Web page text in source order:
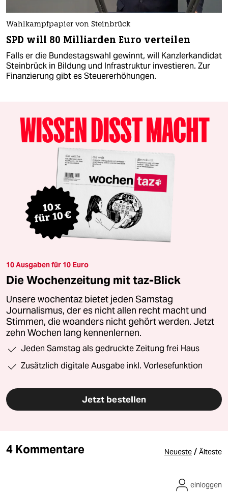
Wahlkampfpapier von Steinbrück
SPD will 80 Milliarden Euro verteilen
Falls er die Bundestagswahl gewinnt, will Kanzlerkandidat
Steinbrück in Bildung und Infrastruktur investieren. Zur
Finanzierung gibt es Steuererhöhungen.
10 Ausgaben für 10 Euro
Die Wochenzeitung mit taz-Blick
Unsere wochentaz bietet jeden Samstag
Journalismus, der es nicht allen recht macht und
Stimmen, die woanders nicht gehört werden. Jetzt
zehn Wochen lang kennenlernen.
Jeden Samstag als gedruckte Zeitung frei Haus
Zusätzlich digitale Ausgabe inkl. Vorlesefunktion
Jetzt bestellen
4 Kommentare Neueste / Älteste
einloggen